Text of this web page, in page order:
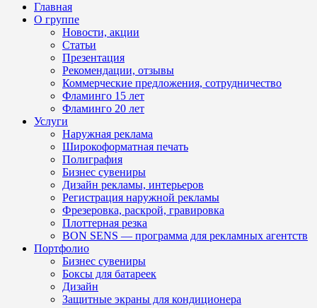
Главная
О группе
Новости, акции
Статьи
Презентация
Рекомендации, отзывы
Коммерческие предложения, сотрудничество
Фламинго 15 лет
Фламинго 20 лет
Услуги
Наружная реклама
Широкоформатная печать
Полиграфия
Бизнес сувениры
Дизайн рекламы, интерьеров
Регистрация наружной рекламы
Фрезеровка, раскрой, гравировка
Плоттерная резка
BON SENS — программа для рекламных агентств
Портфолио
Бизнес сувениры
Боксы для батареек
Дизайн
Защитные экраны для кондиционера